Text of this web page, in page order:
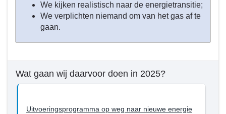
We kijken realistisch naar de energietransitie;
We verplichten niemand om van het gas af te
gaan.
Wat gaan wij daarvoor doen in 2025?
Uitvoeringsprogramma op weg naar nieuwe energie